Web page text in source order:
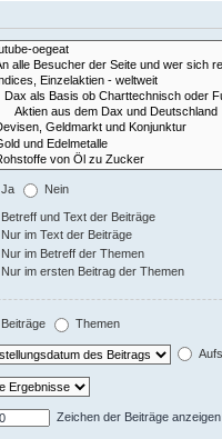
Ja Nein
Betreff und Text der Beiträge
Nur im Text der Beiträge
Nur im Betreff der Themen
Nur im ersten Beitrag der Themen
Beiträge Themen
Zeichen der Beiträge anzeigen